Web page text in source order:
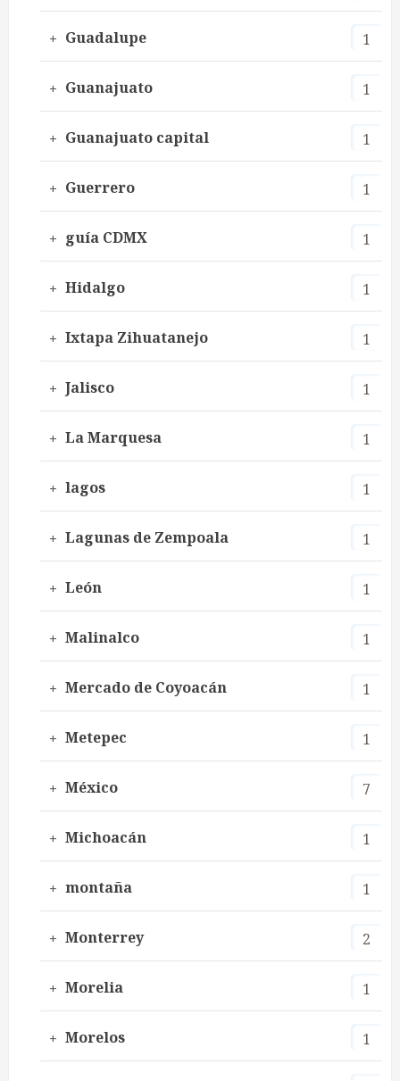
Guadalupe 1
Guanajuato 1
Guanajuato capital 1
Guerrero 1
guía CDMX 1
Hidalgo 1
Ixtapa Zihuatanejo 1
Jalisco 1
La Marquesa 1
lagos 1
Lagunas de Zempoala 1
León 1
Malinalco 1
Mercado de Coyoacán 1
Metepec 1
México 7
Michoacán 1
montaña 1
Monterrey 2
Morelia 1
Morelos 1